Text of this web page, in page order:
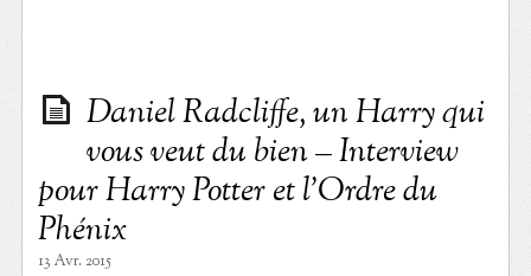
Daniel Radcliffe, un Harry qui
vous veut du bien – Interview
pour Harry Potter et l’Ordre du
Phénix
13 Avr. 2015